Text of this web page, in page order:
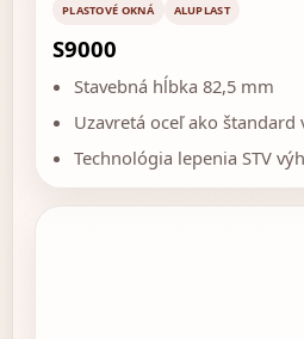
PLASTOVÉ OKNÁ ALUPLAST
S9000
Stavebná hĺbka 82,5 mm
Uzavretá oceľ ako štandard
Technológia lepenia STV